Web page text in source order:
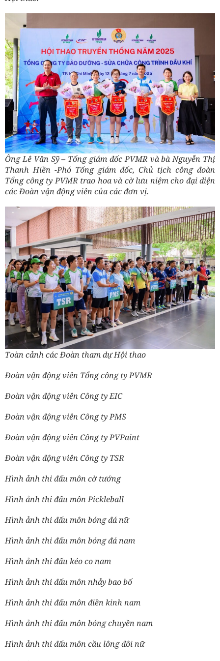
Ông Lê Văn Sỹ – Tổng giám đốc PVMR và bà Nguyễn Thị
Thanh Hiền -Phó Tổng giám đốc, Chủ tịch công đoàn
Tổng công ty PVMR trao hoa và cờ lưu niệm cho đại diện
các Đoàn vận động viên của các đơn vị.
Toàn cảnh các Đoàn tham dự Hội thao
Đoàn vận động viên Tổng công ty PVMR
Đoàn vận động viên Công ty EIC
Đoàn vận động viên Công ty PMS
Đoàn vận động viên Công ty PVPaint
Đoàn vận động viên Công ty TSR
Hình ảnh thi đấu môn cờ tướng
Hình ảnh thi đấu môn Pickleball
Hình ảnh thi đấu môn bóng đá nữ
Hình ảnh thi đấu môn bóng đá nam
Hình ảnh thi đấu kéo co nam
Hình ảnh thi đấu môn nhảy bao bố
Hình ảnh thi đấu môn điền kinh nam
Hình ảnh thi đấu môn bóng chuyền nam
Hình ảnh thi đấu môn cầu lông đôi nữ